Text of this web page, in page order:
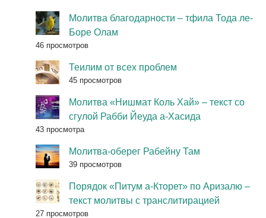
Молитва благодарности – тфила Тода ле-
Боре Олам
46 просмотров
Теилим от всех проблем
45 просмотров
Молитва «Нишмат Коль Хай» – текст со
сгулой Рабби Йеуда а-Хасида
43 просмотра
Молитва-оберег Рабейну Там
39 просмотров
Порядок «Питум а-Кторет» по Аризалю –
текст молитвы с транслитирацией
27 просмотров